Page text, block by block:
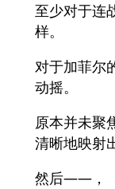
至少对于连
样。
对于加菲尔
动摇。
原本并未聚
清晰地映射
然后——，